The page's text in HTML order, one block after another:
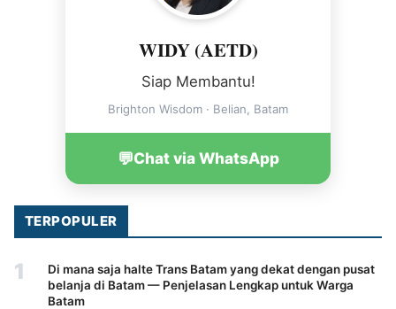
WIDY (AETD)
Siap Membantu!
Brighton Wisdom · Belian, Batam
💬Chat via WhatsApp
TERPOPULER
1
Di mana saja halte Trans Batam yang dekat dengan pusat
belanja di Batam — Penjelasan Lengkap untuk Warga
Batam